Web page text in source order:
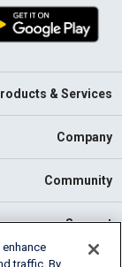
& Services
Company
Community
Support
traffic. By